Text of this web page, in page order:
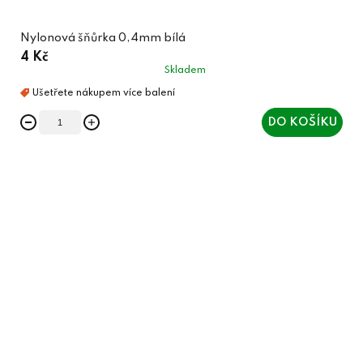
Nylonová šňůrka 0,4mm bílá
4 Kč
Skladem
DO KOŠÍKU